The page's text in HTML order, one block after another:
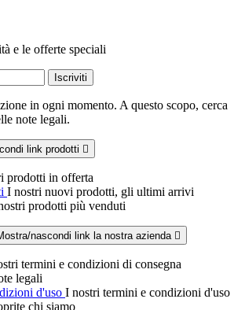
e le offerte speciali
in ogni momento. A questo scopo, cerca
note legali.
link prodotti 
prodotti in offerta
I nostri nuovi prodotti, gli ultimi arrivi
prodotti più venduti
nascondi link la nostra azienda 
termini e condizioni di consegna
legali
d'uso I nostri termini e condizioni d'uso
chi siamo